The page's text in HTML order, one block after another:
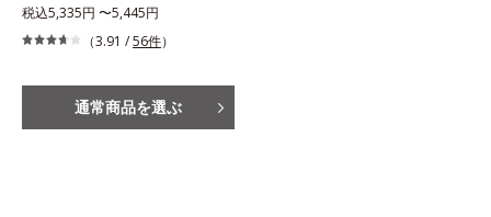
税込5,335円 〜5,445円
（3.91 /56件）
通常商品を選ぶ